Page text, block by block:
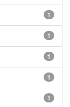
1
1
1
1
1